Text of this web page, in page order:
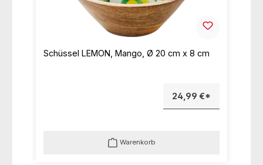
Schüssel LEMON, Mango, Ø 20 cm x 8 cm
24,99 €*
Warenkorb